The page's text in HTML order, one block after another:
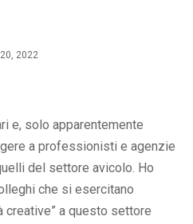
20, 2022
e, solo apparentemente
a professionisti e agenzie
del settore avicolo. Ho
che si esercitano
creative” a questo settore